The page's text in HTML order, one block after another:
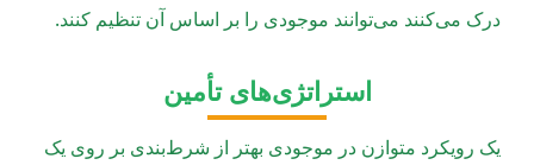
درک می‌کنند می‌توانند موجودی را بر اساس آن تنظیم کنند.
استراتژی‌های تأمین
یک رویکرد متوازن در موجودی بهتر از شرط‌بندی بر روی یک